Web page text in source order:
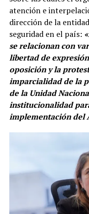
atención e
dirección de la
seguridad en el país:
se relacionan con
libertad de
oposición y la
imparcialidad de la
de la Unidad
institucionalidad
implementación del